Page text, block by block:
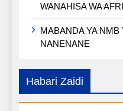
WANAHISA WA
MABANDA YA NMB
NANENANE
Habari Zaidi